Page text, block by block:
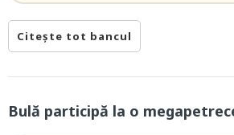
Citește tot bancul
Bulă participă la o